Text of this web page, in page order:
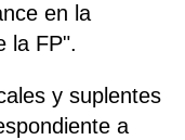
en la
la FP".
y suplentes
a